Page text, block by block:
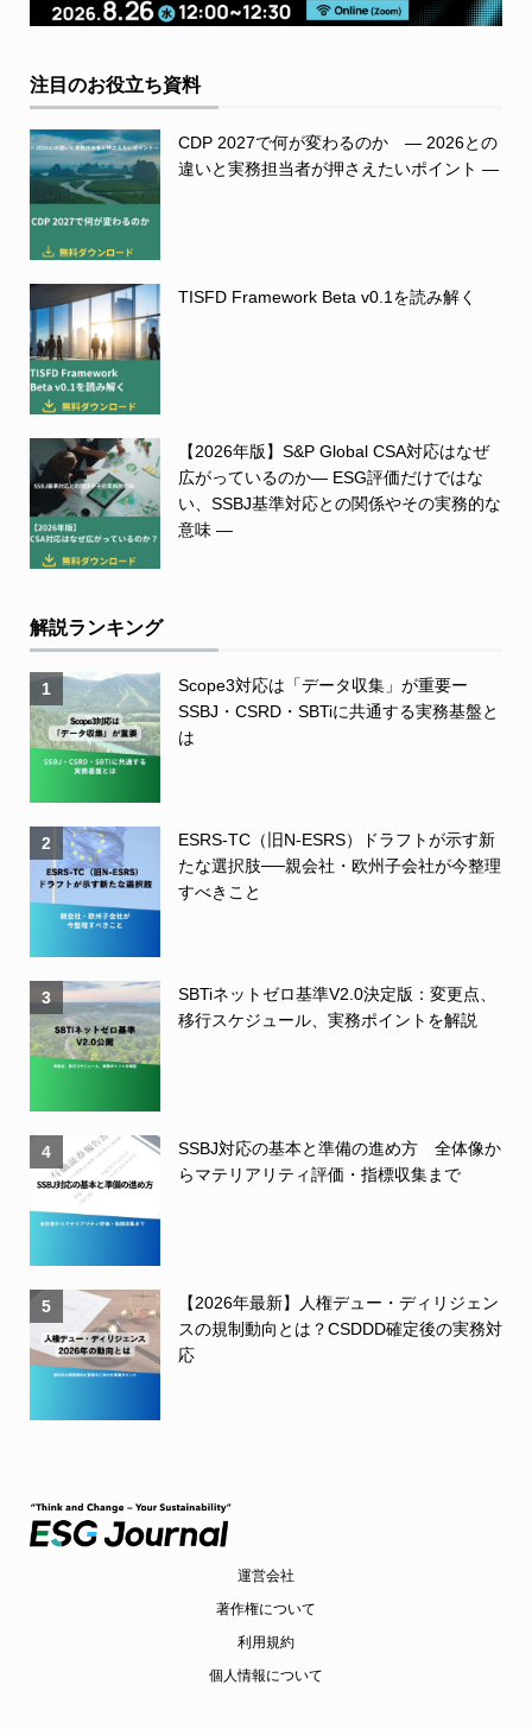
注目のお役立ち資料
CDP 2027で何が変わるのか ― 2026との
違いと実務担当者が押さえたいポイント ―
TISFD Framework Beta v0.1を読み解く
【2026年版】S&P Global CSA対応はなぜ
広がっているのか― ESG評価だけではな
い、SSBJ基準対応との関係やその実務的な
意味 ―
解説ランキング
1
Scope3対応は「データ収集」が重要ー
SSBJ・CSRD・SBTiに共通する実務基盤と
は
2
ESRS-TC（旧N-ESRS）ドラフトが示す新
たな選択肢──親会社・欧州子会社が今整理
すべきこと
3
SBTiネットゼロ基準V2.0決定版：変更点、
移行スケジュール、実務ポイントを解説
4
SSBJ対応の基本と準備の進め方 全体像か
らマテリアリティ評価・指標収集まで
5
【2026年最新】人権デュー・ディリジェン
スの規制動向とは？CSDDD確定後の実務対
応
運営会社
著作権について
利用規約
個人情報について